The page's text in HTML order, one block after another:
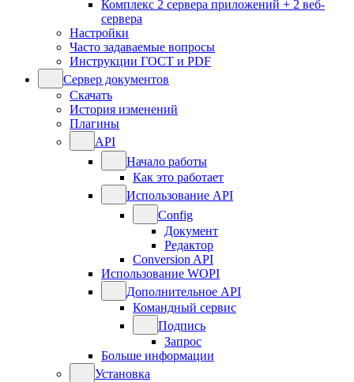
Комплекс 2 сервера приложений + 2 веб-
сервера
Настройки
Часто задаваемые вопросы
Инструкции ГОСТ и PDF
Сервер документов
Скачать
История изменений
Плагины
API
Начало работы
Как это работает
Использование API
Config
Документ
Редактор
Conversion API
Использование WOPI
Дополнительное API
Командный сервис
Подпись
Запрос
Больше информации
Установка